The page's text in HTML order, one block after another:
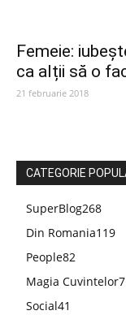
Femeie:
ca alții să o
21 februarie 2018
CATEGORIE
SuperBlog268
Din Romania119
People82
Magia Cuvintelor
Social41